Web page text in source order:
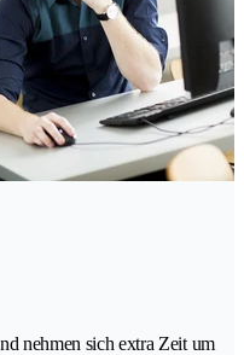
nehmen sich extra Zeit um